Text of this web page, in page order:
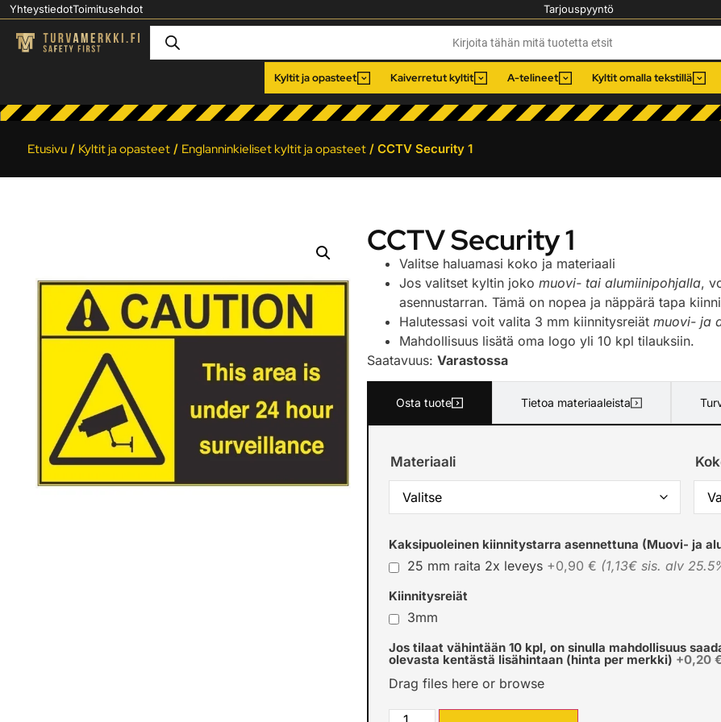
YhteystiedotToimitusehdot Tarjouspyyntö
Kyltit ja opasteet Kaiverretut kyltit A-telineet Kyltit omalla tekstillä
Etusivu/ Kyltit ja opasteet/ Englanninkieliset kyltit ja opasteet/ CCTV Security 1
CCTV Security 1
Valitse haluamasi koko ja materiaali
Jos valitset kyltin joko muovi- tai alumiinipohjalla,
asennustarran. Tämä on nopea ja näppärä tapa
Halutessasi voit valita 3 mm kiinnitysreiät muovi- ja
Mahdollisuus lisätä oma logo yli 10 kpl tilauksiin.
Saatavuus: Varastossa
Osta tuote Tietoa materiaaleista
Materiaali
Kaksipuoleinen kiinnitystarra asennettuna (Muovi- ja
25 mm raita 2x leveys +0,90 € (1,13€ sis. alv
Kiinnitysreiät
3mm
Jos tilaat vähintään 10 kpl, on sinulla mahdollisuus
olevasta kentästä lisähintaan (hinta per merkki) +0,20
Drag files here or browse